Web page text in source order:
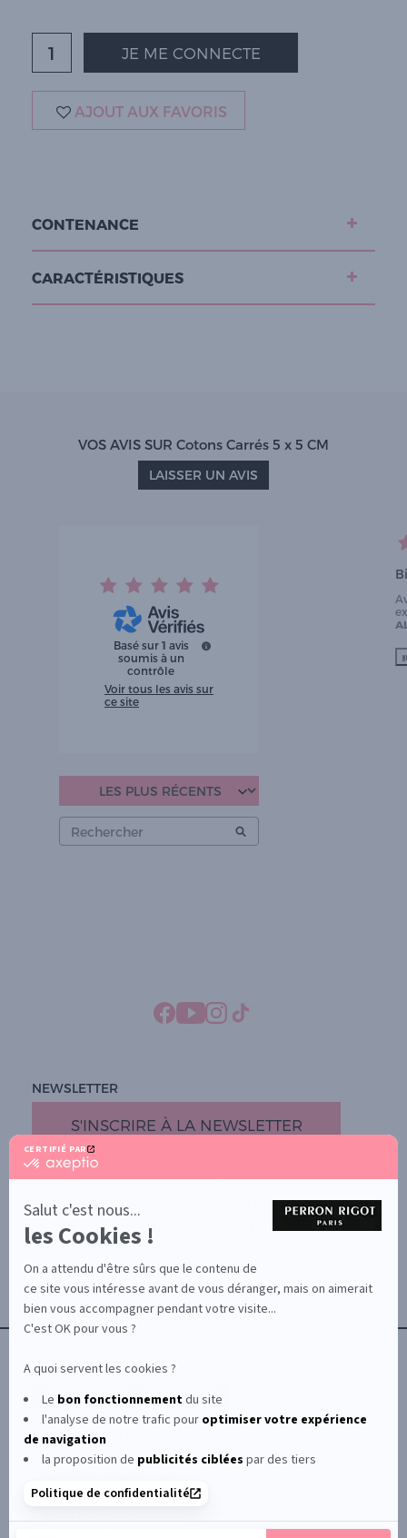
CERTIFIÉ PAR
certifié
En
savoir
plus
sur
Axeptio
Salut c'est nous...
les Cookies !
On a attendu d'être sûrs que le contenu de
ce site vous intéresse avant de vous déranger, mais on aimerait
bien vous accompagner pendant votre visite...
C'est OK pour vous ?
A quoi servent les cookies ?
Le bon fonctionnementdu site
l'analyse de notre trafic pour optimiservotre expérience
de navigation
la proposition de publicités ciblées par des tiers
Politique de confidentialité
JE ME CONNECTE
AJOUT AUX FAVORIS
CONTENANCE
CARACTÉRISTIQUES
VOS AVIS SUR Cotons Carrés 5 x 5 CM
LAISSER UN AVIS
Basé sur 1 avis
soumis à un
contrôle
Voir tous les avis sur
ce site
NEWSLETTER
S'INSCRIRE À LA NEWSLETTER
BOUTIQUE PARTICULIERS
AIDE / FAQ
CONTACT
CGU/CGV
© Le Club Perron Rigot 2026
matériels esthétiques à destination des instituts et spas.